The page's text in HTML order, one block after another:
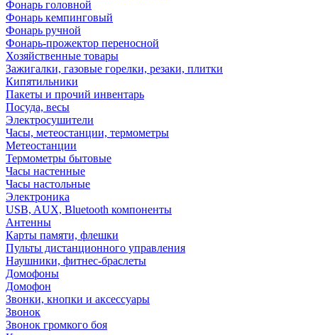
Фонарь головной
Фонарь кемпинговый
Фонарь ручной
Фонарь-прожектор переносной
Хозяйственные товары
Зажигалки, газовые горелки, резаки, плитки
Кипятильники
Пакеты и прочий инвентарь
Посуда, весы
Электросушители
Часы, метеостанции, термометры
Метеостанции
Термометры бытовые
Часы настенные
Часы настольные
Электроника
USB, AUX, Bluetooth компоненты
Антенны
Карты памяти, флешки
Пульты дистанционного управления
Наушники, фитнес-браслеты
Домофоны
Домофон
Звонки, кнопки и аксессуары
Звонок
Звонок громкого боя